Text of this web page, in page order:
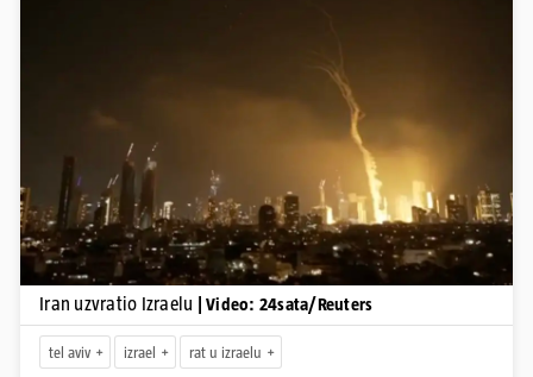
Iran uzvratio Izraelu | Video: 24sata/Reuters
tel aviv izrael rat u izraelu